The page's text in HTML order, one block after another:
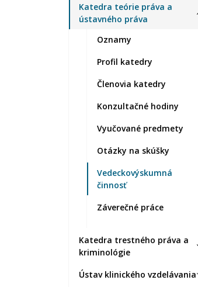
Katedra teórie práva a
ústavného práva
Oznamy
Profil katedry
Členovia katedry
Konzultačné hodiny
Vyučované predmety
Otázky na skúšky
Vedeckovýskumná
činnosť
Záverečné práce
Katedra trestného práva a
kriminológie
Ústav klinického vzdelávania